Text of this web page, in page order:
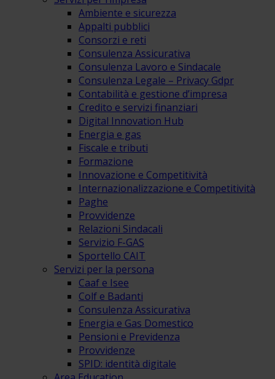
Ambiente e sicurezza
Appalti pubblici
Consorzi e reti
Consulenza Assicurativa
Consulenza Lavoro e Sindacale
Consulenza Legale – Privacy Gdpr
Contabilità e gestione d’impresa
Credito e servizi finanziari
Digital Innovation Hub
Energia e gas
Fiscale e tributi
Formazione
Innovazione e Competitività
Internazionalizzazione e Competitività
Paghe
Provvidenze
Relazioni Sindacali
Servizio F-GAS
Sportello CAIT
Servizi per la persona
Caaf e Isee
Colf e Badanti
Consulenza Assicurativa
Energia e Gas Domestico
Pensioni e Previdenza
Provvidenze
SPID: identità digitale